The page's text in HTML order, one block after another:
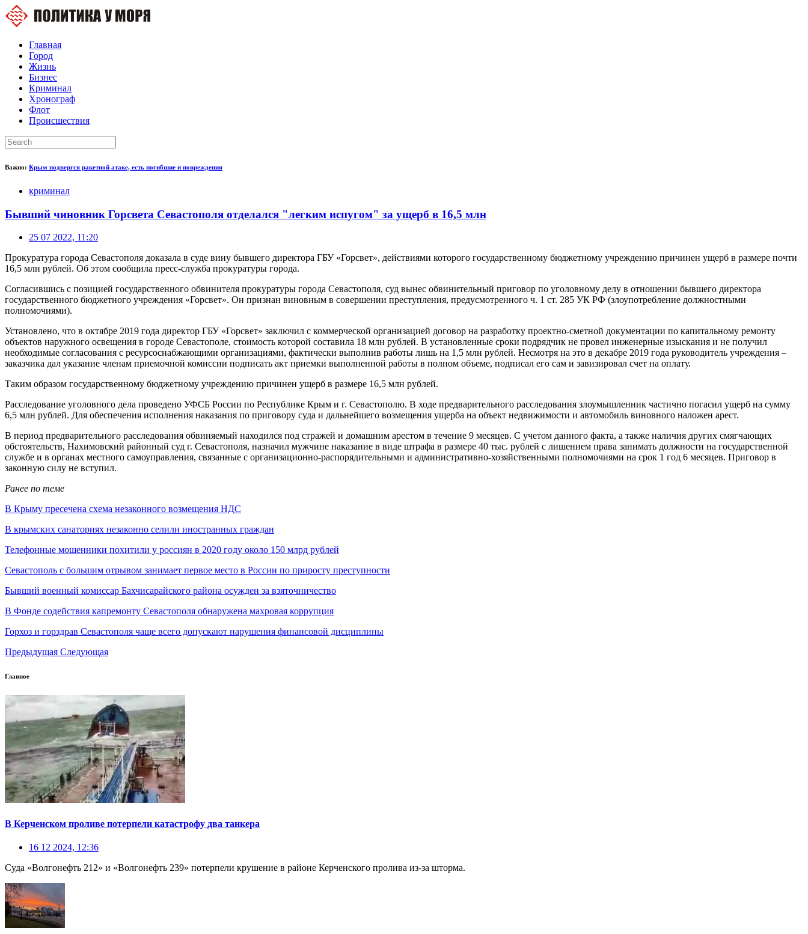
Главная
Город
Жизнь
Бизнес
Криминал
Хронограф
Флот
Происшествия
Важно: Крым подвергся ракетной атаке, есть погибшие и повреждения
криминал
Бывший чиновник Горсвета Севастополя отделался "легким испугом" за ущерб в 16,5 млн
25 07 2022, 11:20
Прокуратура города Севастополя доказала в суде вину бывшего директора ГБУ «Горсвет», действиями которого государственному бюджетному учреждению причинен ущерб в размере почти
16,5 млн рублей. Об этом сообщила пресс-служба прокуратуры города.
Согласившись с позицией государственного обвинителя прокуратуры города Севастополя, суд вынес обвинительный приговор по уголовному делу в отношении бывшего директора
государственного бюджетного учреждения «Горсвет». Он признан виновным в совершении преступления, предусмотренного ч. 1 ст. 285 УК РФ (злоупотребление должностными
полномочиями).
Установлено, что в октябре 2019 года директор ГБУ «Горсвет» заключил с коммерческой организацией договор на разработку проектно-сметной документации по капитальному ремонту
объектов наружного освещения в городе Севастополе, стоимость которой составила 18 млн рублей. В установленные сроки подрядчик не провел инженерные изыскания и не получил
необходимые согласования с ресурсоснабжающими организациями, фактически выполнив работы лишь на 1,5 млн рублей. Несмотря на это в декабре 2019 года руководитель учреждения –
заказчика дал указание членам приемочной комиссии подписать акт приемки выполненной работы в полном объеме, подписал его сам и завизировал счет на оплату.
Таким образом государственному бюджетному учреждению причинен ущерб в размере 16,5 млн рублей.
Расследование уголовного дела проведено УФСБ России по Республике Крым и г. Севастополю. В ходе предварительного расследования злоумышленник частично погасил ущерб на сумму
6,5 млн рублей. Для обеспечения исполнения наказания по приговору суда и дальнейшего возмещения ущерба на объект недвижимости и автомобиль виновного наложен арест.
В период предварительного расследования обвиняемый находился под стражей и домашним арестом в течение 9 месяцев. С учетом данного факта, а также наличия других смягчающих
обстоятельств, Нахимовский районный суд г. Севастополя, назначил мужчине наказание в виде штрафа в размере 40 тыс. рублей с лишением права занимать должности на государственной
службе и в органах местного самоуправления, связанные с организационно-распорядительными и административно-хозяйственными полномочиями на срок 1 год 6 месяцев. Приговор в
законную силу не вступил.
Ранее по теме
В Крыму пресечена схема незаконного возмещения НДС
В крымских санаториях незаконно селили иностранных граждан
Телефонные мошенники похитили у россиян в 2020 году около 150 млрд рублей
Севастополь с большим отрывом занимает первое место в России по приросту преступности
Бывший военный комиссар Бахчисарайского района осужден за взяточничество
В Фонде содействия капремонту Севастополя обнаружена махровая коррупция
Горхоз и горздрав Севастополя чаще всего допускают нарушения финансовой дисциплины
Предыдущая Следующая
Главное
В Керченском проливе потерпели катастрофу два танкера
16 12 2024, 12:36
Суда «Волгонефть 212» и «Волгонефть 239» потерпели крушение в районе Керченского пролива из-за шторма.